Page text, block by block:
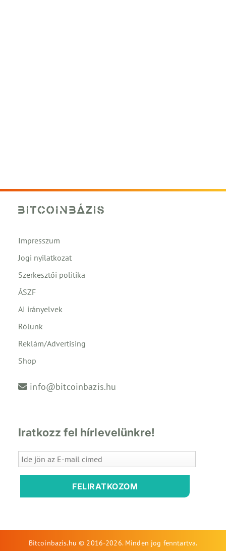
Impresszum
Jogi nyilatkozat
Szerkesztői politika
ÁSZF
AI irányelvek
Rólunk
Reklám/Advertising
Shop
info@bitcoinbazis.hu
Iratkozz fel hírlevelünkre!
FELIRATKOZOM
Bitcoinbazis.hu © 2016-2026. Minden jog fenntartva.